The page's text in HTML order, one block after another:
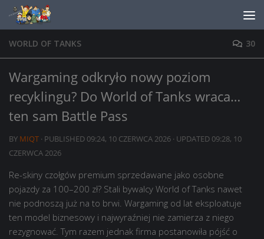
Skip to content
WORLD OF TANKS 30
Wargaming odkryło nowy poziom
recyklingu? Do World of Tanks wraca…
ten sam Battle Pass
BY MIQT · PUBLISHED 09:24, 10 CZERWCA 2026 · UPDATED 09:28, 10
CZERWCA 2026
Re-skiny czołgów premium sprzedawane jako osobne
pojazdy za 100–200 zł? Stali bywalcy World of Tanks nawet
nie podnoszą już na to brwi. Wargaming od lat eksploatuje
ten model biznesowy i najwyraźniej nie zamierza z niego
rezygnować. Tym razem jednak firma postanowiła pójść o